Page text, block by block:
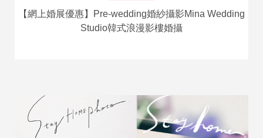
【網上婚展優惠】Pre-wedding婚紗攝影Mina Wedding
Studio韓式浪漫影樓婚攝